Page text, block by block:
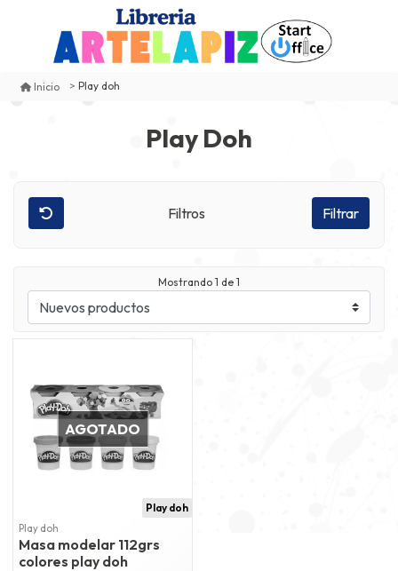
Inicio Play doh
Play Doh
Filtros Filtrar
Mostrando 1 de 1
AGOTADO
Play doh
Play doh
Masa modelar 112grs
colores play doh